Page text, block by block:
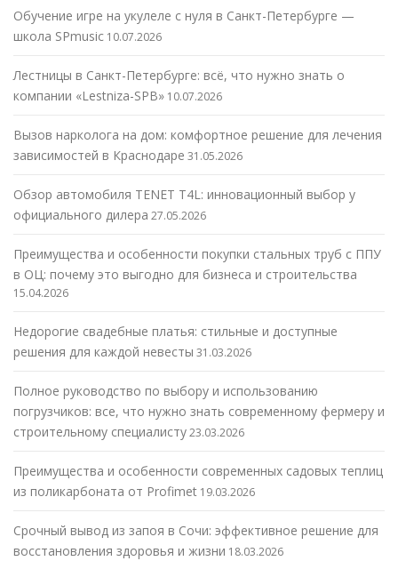
Обучение игре на укулеле с нуля в Санкт-Петербурге —
школа SPmusic 10.07.2026
Лестницы в Санкт-Петербурге: всё, что нужно знать о
компании «Lestniza-SPB» 10.07.2026
Вызов нарколога на дом: комфортное решение для лечения
зависимостей в Краснодаре 31.05.2026
Обзор автомобиля TENET T4L: инновационный выбор у
официального дилера 27.05.2026
Преимущества и особенности покупки стальных труб с ППУ
в ОЦ: почему это выгодно для бизнеса и строительства
15.04.2026
Недорогие свадебные платья: стильные и доступные
решения для каждой невесты 31.03.2026
Полное руководство по выбору и использованию
погрузчиков: все, что нужно знать современному фермеру и
строительному специалисту23.03.2026
Преимущества и особенности современных садовых теплиц
из поликарбоната от Profimet 19.03.2026
Срочный вывод из запоя в Сочи: эффективное решение для
восстановления здоровья и жизни 18.03.2026